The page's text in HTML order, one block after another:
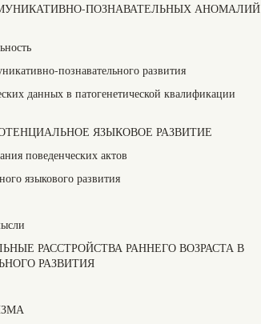
ПОЗНАВАТЕЛЬНЫХ АНОМАЛИЙ
познавательного развития
данных в патогенетической квалификации
ЯЗЫКОВОЕ РАЗВИТИЕ
поведенческих актов
языкового развития
РАССТРОЙСТВА РАННЕГО ВОЗРАСТА В
РАЗВИТИЯ